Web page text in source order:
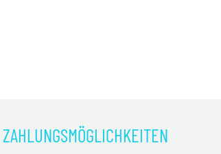
ZAHLUNGSMÖGLICHKEITEN